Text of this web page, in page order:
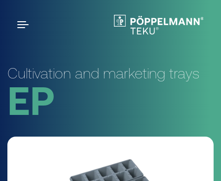
Cultivation and marketing trays
EP